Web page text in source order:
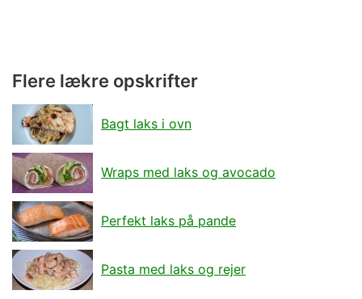
Flere lækre opskrifter
Bagt laks i ovn
Wraps med laks og avocado
Perfekt laks på pande
Pasta med laks og rejer